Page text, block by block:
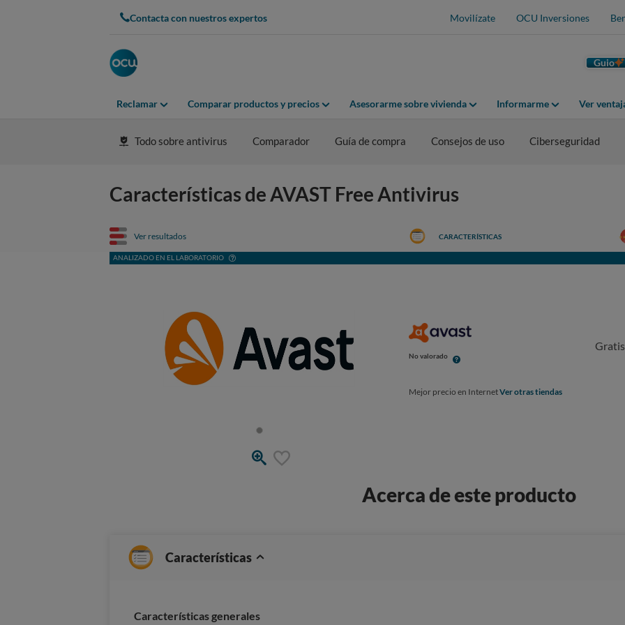
Contacta con nuestros expertos Movilízate OCU Inversiones
Guio
Reclamar Comparar productos y precios Asesorarme sobre vivienda Informarme Ver
Todo sobre antivirus Comparador Guía de compra Consejos de uso Ciberseguridad
Características de AVAST Free Antivirus
Ver resultados
ANALIZADO EN EL LABORATORIO
CARACTERÍSTICAS
No valorado
Gratis
Mejor precio en InternetVer otras tiendas
Acerca de este producto
Características
Características generales